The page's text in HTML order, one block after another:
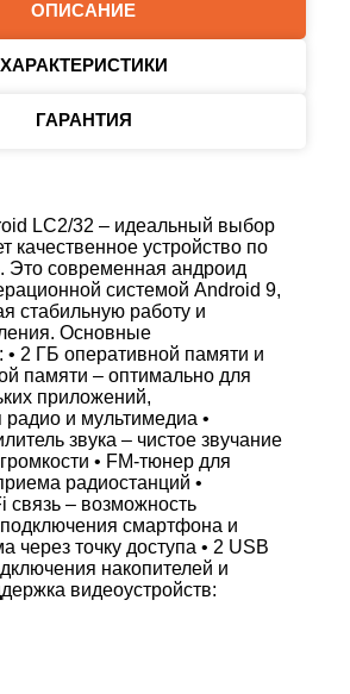
ОПИСАНИЕ
ХАРАКТЕРИСТИКИ
ГАРАНТИЯ
LC2/32 – идеальный выбор
качественное устройство по
Это современная андроид
системой Android 9,
стабильную работу и
Основные
• 2 ГБ оперативной памяти и
памяти – оптимально для
приложений,
и мультимедиа •
звука – чистое звучание
• FM-тюнер для
радиостанций •
связь – возможность
смартфона и
через точку доступа • 2 USB
накопителей и
видеоустройств: